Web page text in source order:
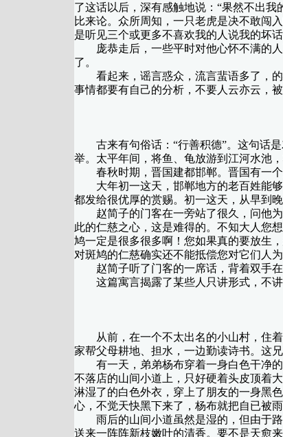
了这话以后，深有感触地说：“果然不出
比来论。众所周知，一只老虎是决不敢闯
是听见三个或更多不喜欢我的人说我的坏
庞恭走后，一些平时对他心怀不满的人
了。
看起来，谣言惑众，流言蜚语多了，的
事情都要有自己的分析，不要人云亦云，被
古来有句俗话：“行善积德”。这句话是
举。太平年间，将鱼、龟放游到江河水池
春秋时期，晋国建都邯郸。晋国有一个
大年初一这天，邯郸地方的老百姓能够
都发给很优厚的赏赐。初一这天，从早到
赵简子的门客在一旁站了很久，问他为
此的仁慈之心，这是难得的。不知大人您
鸠一定是很多很多啊！您如果真的要放生
对斑鸠的仁慈确实还不能抵偿您对它们人
赵简子听了门客的一席话，背着双手在
这篇寓言揭露了某些人只讲形式，不讲
从前，在一个不太出名的小山村，住着
家帮父母耕地、担水，一边勤读诗书。这
有一天，弟弟杨布穿着一身白色干净的
不落店的山间小道上，只好硬着头皮顶着
淋湿了的白色外衣，穿上了朋友的一身黑
心，不觉天快黑下来了，杨布就把自已被
雨后的山间小道虽然是湿的，但由于路
送来一阵阵新枝嫩叶的清香。要不是天愈